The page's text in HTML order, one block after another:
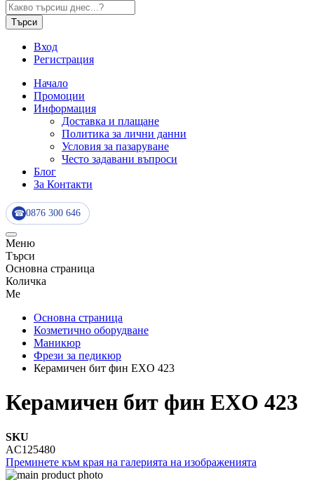
Търси
Вход
Регистрация
Начало
Промоции
Информация
Доставка и плащане
Политика за лични данни
Условия за пазаруване
Често задавани въпроси
Блог
За Контакти
☎ 0876 300 646
Меню
Търси
Основна страница
Количка
Me
Основна страница
Козметично оборудване
Маникюр
Фрези за педикюр
Керамичен бит фин EXO 423
Керамичен бит фин EXO 423
SKU
AC125480
Преминете към края на галерията на изображенията